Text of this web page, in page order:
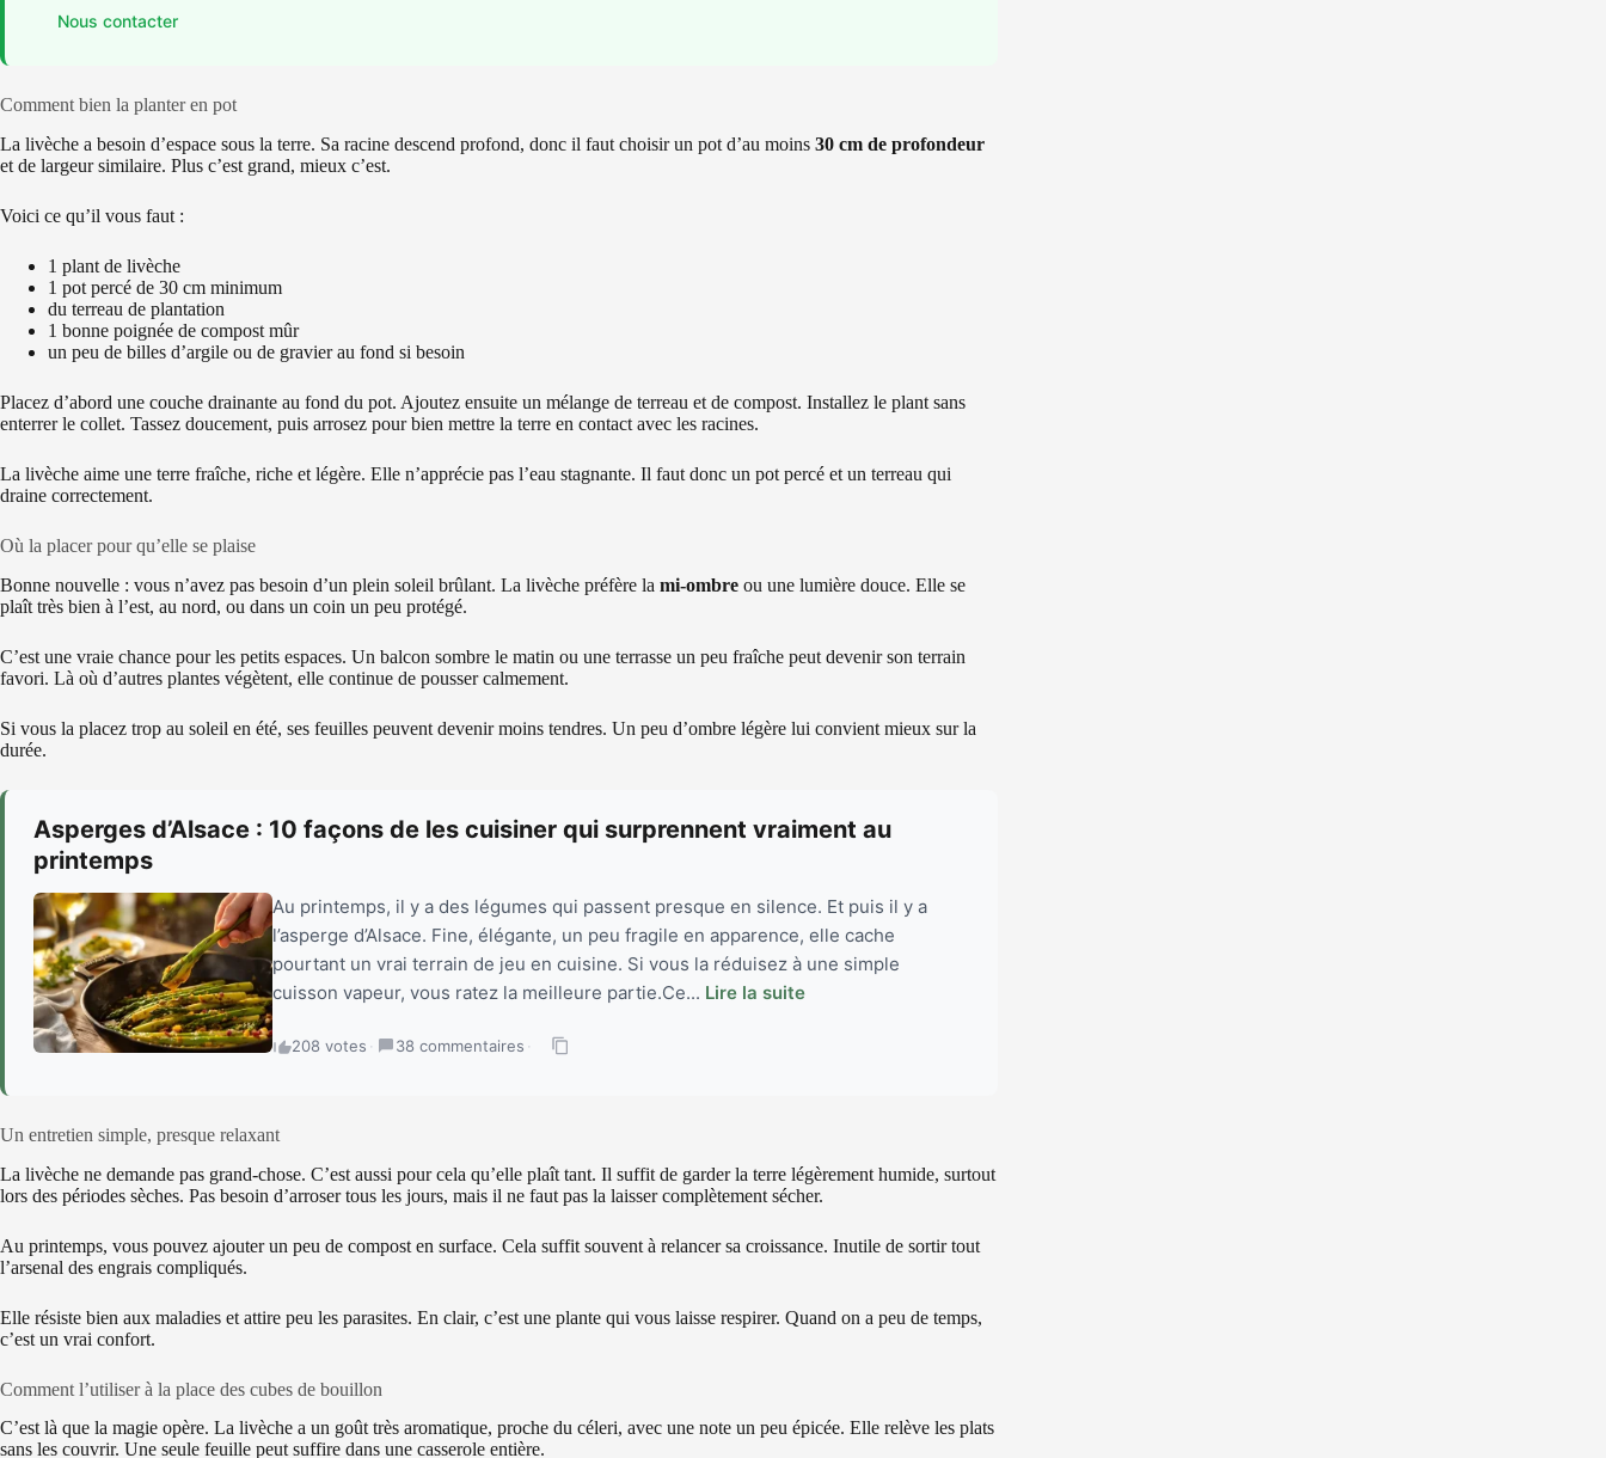
Nous contacter
Comment bien la planter en pot
La livèche a besoin d’espace sous la terre. Sa racine descend profond, donc il faut choisir un pot d’au moins 30 cm de profondeur
et de largeur similaire. Plus c’est grand, mieux c’est.
Voici ce qu’il vous faut :
1 plant de livèche
1 pot percé de 30 cm minimum
du terreau de plantation
1 bonne poignée de compost mûr
un peu de billes d’argile ou de gravier au fond si besoin
Placez d’abord une couche drainante au fond du pot. Ajoutez ensuite un mélange de terreau et de compost. Installez le plant sans
enterrer le collet. Tassez doucement, puis arrosez pour bien mettre la terre en contact avec les racines.
La livèche aime une terre fraîche, riche et légère. Elle n’apprécie pas l’eau stagnante. Il faut donc un pot percé et un terreau qui
draine correctement.
Où la placer pour qu’elle se plaise
Bonne nouvelle : vous n’avez pas besoin d’un plein soleil brûlant. La livèche préfère la mi-ombre ou une lumière douce. Elle se
plaît très bien à l’est, au nord, ou dans un coin un peu protégé.
C’est une vraie chance pour les petits espaces. Un balcon sombre le matin ou une terrasse un peu fraîche peut devenir son terrain
favori. Là où d’autres plantes végètent, elle continue de pousser calmement.
Si vous la placez trop au soleil en été, ses feuilles peuvent devenir moins tendres. Un peu d’ombre légère lui convient mieux sur la
durée.
Asperges d’Alsace : 10 façons de les cuisiner qui surprennent vraiment au
printemps
Au printemps, il y a des légumes qui passent presque en silence. Et puis il y a
l’asperge d’Alsace. Fine, élégante, un peu fragile en apparence, elle cache
pourtant un vrai terrain de jeu en cuisine. Si vous la réduisez à une simple
cuisson vapeur, vous ratez la meilleure partie.Ce... Lire la suite
208 votes · 38 commentaires ·
Un entretien simple, presque relaxant
La livèche ne demande pas grand-chose. C’est aussi pour cela qu’elle plaît tant. Il suffit de garder la terre légèrement humide, surtout
lors des périodes sèches. Pas besoin d’arroser tous les jours, mais il ne faut pas la laisser complètement sécher.
Au printemps, vous pouvez ajouter un peu de compost en surface. Cela suffit souvent à relancer sa croissance. Inutile de sortir tout
l’arsenal des engrais compliqués.
Elle résiste bien aux maladies et attire peu les parasites. En clair, c’est une plante qui vous laisse respirer. Quand on a peu de temps,
c’est un vrai confort.
Comment l’utiliser à la place des cubes de bouillon
C’est là que la magie opère. La livèche a un goût très aromatique, proche du céleri, avec une note un peu épicée. Elle relève les plats
sans les couvrir. Une seule feuille peut suffire dans une casserole entière.